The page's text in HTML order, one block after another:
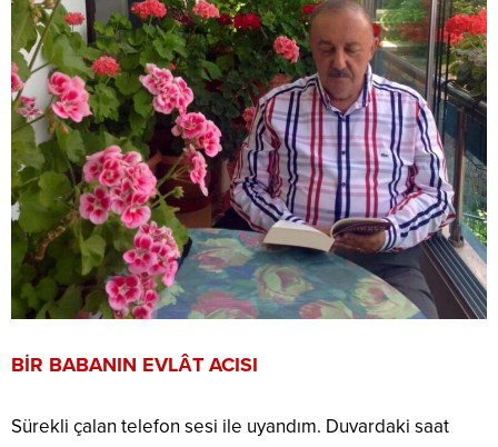
BİR BABANIN EVLÂT ACISI
Sürekli çalan telefon sesi ile uyandım. Duvardaki saat